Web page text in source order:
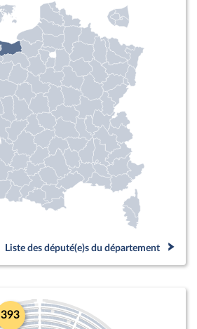
Liste des député(e)s du département
393